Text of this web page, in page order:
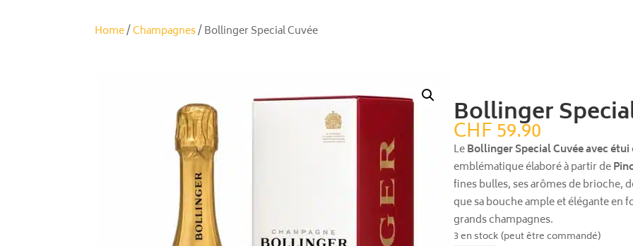
Home/Champagnes/ Bollinger Special Cuvée
Bollinger
CHF59.90
LeBollinger Special Cuvée avec étui
emblématique élaboré à partir de
fines bulles, ses arômes de brioche,
que sa bouche ample et élégante
grands champagnes.
3 en stock (peut être commandé)